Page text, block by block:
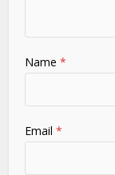
Name*
Email*